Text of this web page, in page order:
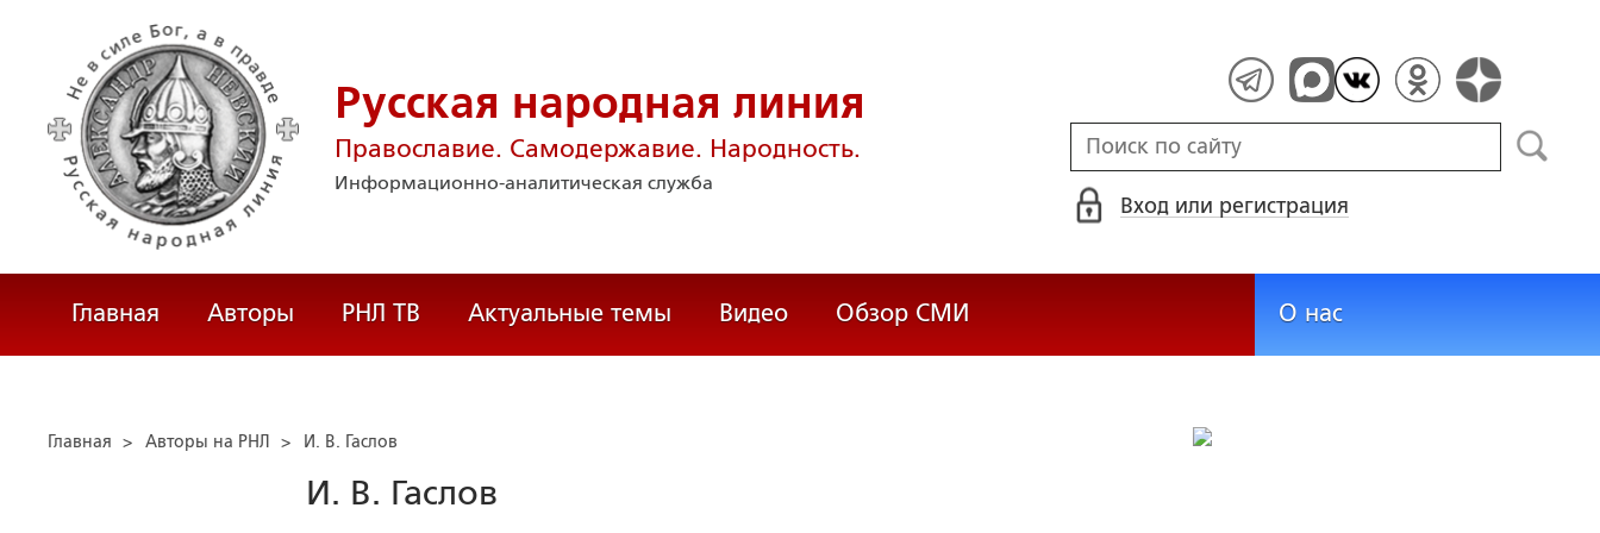
Русская народная линия
Православие. Самодержавие. Народность.
Информационно-аналитическая служба
Вход или регистрация
Главная Авторы РНЛ ТВ Актуальные темы Видео Обзор СМИ О нас
Главная > Авторы на РНЛ > И. В. Гаслов
И. В. Гаслов